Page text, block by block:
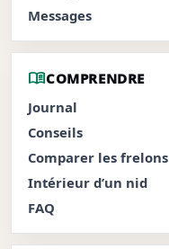
Messages
menu_bookCOMPRENDRE
Journal
Conseils
Comparer les frelons
Intérieur d’un nid
FAQ